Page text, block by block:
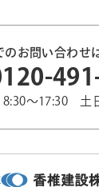
のお問い合わせ
8:30～17:30 土